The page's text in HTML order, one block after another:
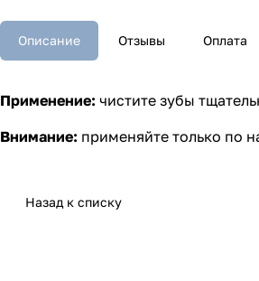
Описание Отзывы Оплата
Применение: чистите зубы
Внимание: применяйте только по
Назад к списку